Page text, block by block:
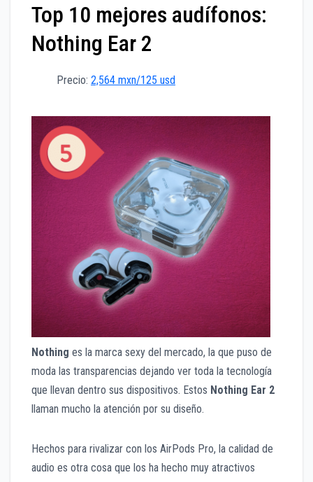
Top 10 mejores audífonos:
Nothing Ear 2
Precio: 2,564 mxn/125 usd
Nothing es la marca sexy del mercado, la que puso de
moda las transparencias dejando ver toda la tecnología
que llevan dentro sus dispositivos. Estos Nothing Ear 2
llaman mucho la atención por su diseño.
Hechos para rivalizar con los AirPods Pro, la calidad de
audio es otra cosa que los ha hecho muy atractivos